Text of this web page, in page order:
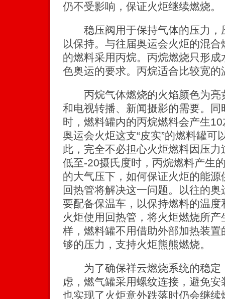
仍不受影响，保证火炬继续燃烧。
稳压阀用于保持气体的压力，
以保持。与往届奥运会火炬的混
的燃料采用丙烷。丙烷燃烧只形
色奥运的要求。丙烷适合比较宽的
丙烷气体燃烧的火焰颜色为亮
和电视转播、新闻摄影的需要。
时，燃料罐内的丙烷燃料会产生
奥运会火炬这支“皮实”的燃料罐可
此，完全不必担心火炬燃料因压
低至-20摄氏度时，丙烷燃料产生
的大气压下，如何保证火炬的能
回热管将解决这一问题。以往的
要配备保温车，以保持燃料的温
火炬使用回热管，将火炬燃烧所
样，燃料罐不用借助外部加热装
够的压力，支持火炬熊熊燃烧。
为了确保祥云燃烧系统的稳定
虑，燃气罐采用螺纹连接，避免
也实现了火炬意外跌落时仍会继续